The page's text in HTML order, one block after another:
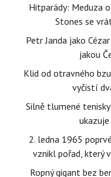
Hitparády: Meduza
Stones se
Petr Janda jako
jakou
Klid od otravného
vyčistí
Silně tlumené
2. ledna 1965
vznikl pořad, který
Ropný gigant bez